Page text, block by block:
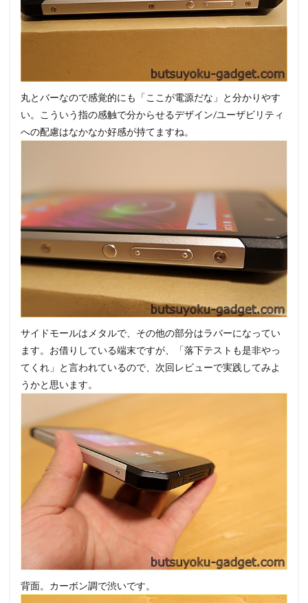
丸とバーなので感覚的にも「ここが電源だな」と分かりやす
い。こういう指の感触で分からせるデザイン/ユーザビリティ
への配慮はなかなか好感が持てますね。
サイドモールはメタルで、その他の部分はラバーになってい
ます。お借りしている端末ですが、「落下テストも是非やっ
てくれ」と言われているので、次回レビューで実践してみよ
うかと思います。
背面。カーボン調で渋いです。